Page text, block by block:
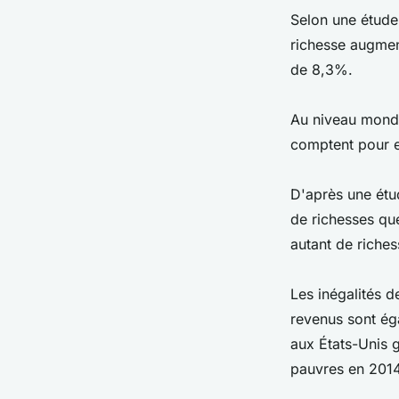
Selon une
richesse
de 8,3%.
Au niveau
comptent pour
D'après une
de richesses
autant de
Les inégalités
revenus sont
aux États-Unis
pauvres en